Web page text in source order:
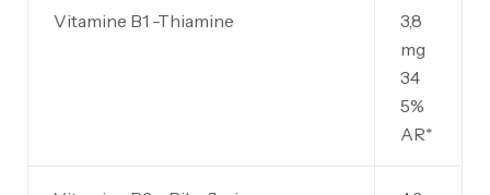
Vitamine B1 -Thiamine
3,8
mg
34
5%
AR*